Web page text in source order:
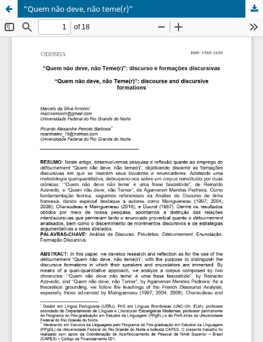
“Quem não deve, não teme(r)”